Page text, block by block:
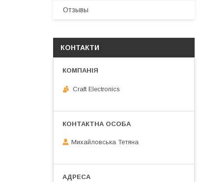
Отзывы
КОНТАКТИ
Craft Electronics
Михайловська Тетяна